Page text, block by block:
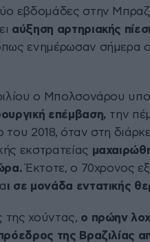
εβδομάδες στην
αύξηση αρτηριακής
ενημέρωσαν σήμερα
ο Μπολσονάρου
επέμβαση, την
του 2018, όταν στη
εκστρατείας
Έκτοτε, ο 70χρονος
ι σε μονάδα εντατικής
της χούντας, ο πρώην
της Βραζιλίας